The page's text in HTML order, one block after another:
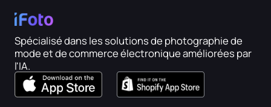
Spécialisé dans les solutions de photographie de
mode et de commerce électronique améliorées par
l'IA.